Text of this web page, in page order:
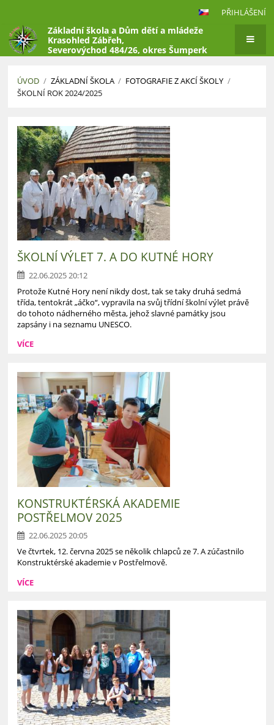
PŘIHLÁŠENÍ
Základní škola a Dům dětí a mládeže
Krasohled Zábřeh,
Severovýchod 484/26, okres Šumperk
ÚVOD / ZÁKLADNÍ ŠKOLA / FOTOGRAFIE Z AKCÍ ŠKOLY /
ŠKOLNÍ ROK 2024/2025
Školní
rok
2024/2025
ŠKOLNÍ VÝLET 7. A DO KUTNÉ HORY
22.06.2025 20:12
Protože Kutné Hory není nikdy dost, tak se taky druhá sedmá
třída, tentokrát „áčko“, vypravila na svůj třídní školní výlet právě
do tohoto nádherného města, jehož slavné památky jsou
zapsány i na seznamu UNESCO.
VÍCE
KONSTRUKTÉRSKÁ AKADEMIE
POSTŘELMOV 2025
22.06.2025 20:05
Ve čtvrtek, 12. června 2025 se několik chlapců ze 7. A zúčastnilo
Konstruktérské akademie v Postřelmově.
VÍCE